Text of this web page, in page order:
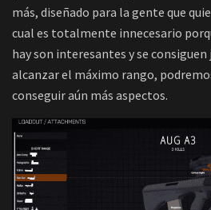
más, diseñado para la gente que
cual es totalmente innecesario
hay son interesantes y se consiguen
alcanzar el máximo rango,
conseguir aún más aspectos.